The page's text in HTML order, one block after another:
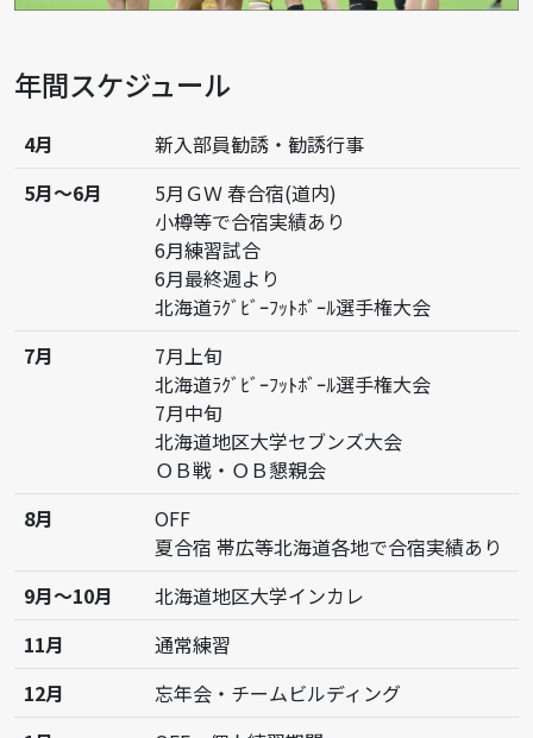
年間スケジュール
4月
新入部員勧誘・勧誘行事
5月～6月
5月ＧＷ 春合宿(道内)
小樽等で合宿実績あり
6月練習試合
6月最終週より
北海道ﾗｸﾞﾋﾞｰﾌｯﾄﾎﾞｰﾙ選手権大会
7月
7月上旬
北海道ﾗｸﾞﾋﾞｰﾌｯﾄﾎﾞｰﾙ選手権大会
7月中旬
北海道地区大学セブンズ大会
ＯＢ戦・ＯＢ懇親会
8月
OFF
夏合宿 帯広等北海道各地で合宿実績あり
9月～10月
北海道地区大学インカレ
11月
通常練習
12月
忘年会・チームビルディング